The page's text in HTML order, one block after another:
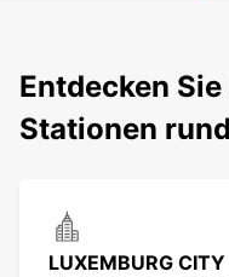
Entdecken
Stationen
LUXEMBURG CITY